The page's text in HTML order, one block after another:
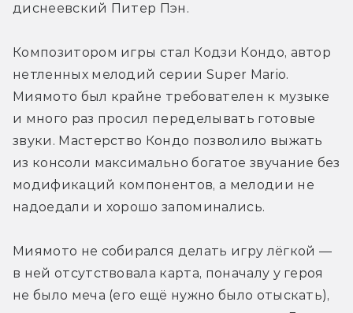
диснеевский Питер Пэн.
Композитором игры стал Кодзи Кондо, автор
нетленных мелодий серии Super Mario.
Миямото был крайне требователен к музыке
и много раз просил переделывать готовые
звуки. Мастерство Кондо позволило выжать
из консоли максимально богатое звучание без
модификаций компонентов, а мелодии не
надоедали и хорошо запоминались.
Миямото не собирался делать игру лёгкой —
в ней отсутствовала карта, поначалу у героя
не было меча (его ещё нужно было отыскать),